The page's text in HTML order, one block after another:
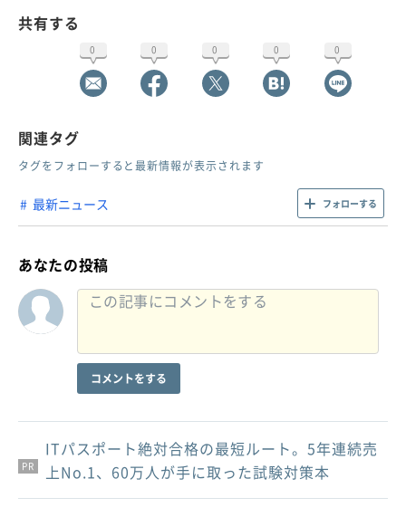
共有する
0 0 0 0 0
関連タグ
タグをフォローすると最新情報が表示されます
最新ニュース フォローする
あなたの投稿
コメントをする
PR
PR
PR
ITパスポート絶対合格の最短ルート。5年連続売
上No.1、60万人が手に取った試験対策本